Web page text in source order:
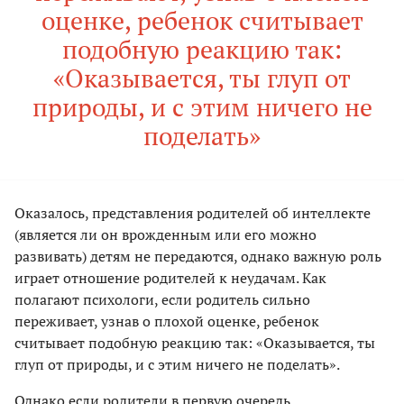
оценке, ребенок считывает
подобную реакцию так:
«Оказывается, ты глуп от
природы, и с этим ничего не
поделать»
Оказалось, представления родителей об интеллекте
(является ли он врожденным или его можно
развивать) детям не передаются, однако важную роль
играет отношение родителей к неудачам. Как
полагают психологи, если родитель сильно
переживает, узнав о плохой оценке, ребенок
считывает подобную реакцию так: «Оказывается, ты
глуп от природы, и с этим ничего не поделать».